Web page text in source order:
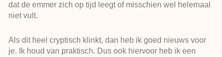
dat de emmer zich op tijd leegt of misschien wel helemaal
niet vult.
Als dit heel cryptisch klinkt, dan heb ik goed nieuws voor
je. Ik houd van praktisch. Dus ook hiervoor heb ik een